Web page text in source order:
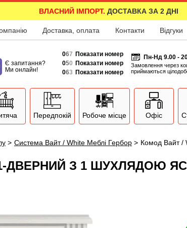
ВЛАСНИЙ ІМПОРТ. ДОСТАВКА ЗА 2 ДНІ
Доставка, оплата Контакти Відгуки
Є запитання?
Ми онлайн!
067 Показати номер
050 Показати номер
063 Показати номер
Пн-Нд 9.00 -
Замовлення через
приймаються
Передпокій Робоче місце Офіс
> Система Вайт / White Меблі Гербор > Комод Вайт /
ДВЕРНИЙ З 1 ШУХЛЯДОЮ